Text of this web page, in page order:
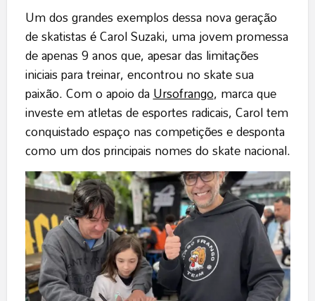
Um dos grandes exemplos dessa nova geração
de skatistas é Carol Suzaki, uma jovem promessa
de apenas 9 anos que, apesar das limitações
iniciais para treinar, encontrou no skate sua
paixão. Com o apoio daUrsofrango, marca que
investe em atletas de esportes radicais, Carol tem
conquistado espaço nas competições e desponta
como um dos principais nomes do skate nacional.